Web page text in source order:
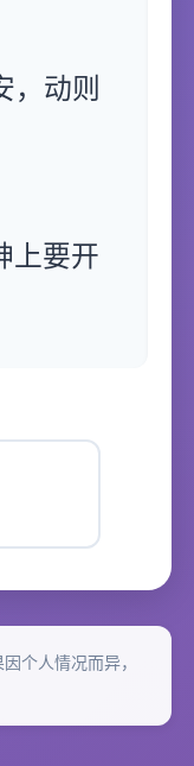
，动则
上要开
个人情况而异，